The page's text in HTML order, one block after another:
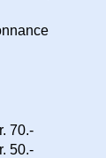
70.-
50.-